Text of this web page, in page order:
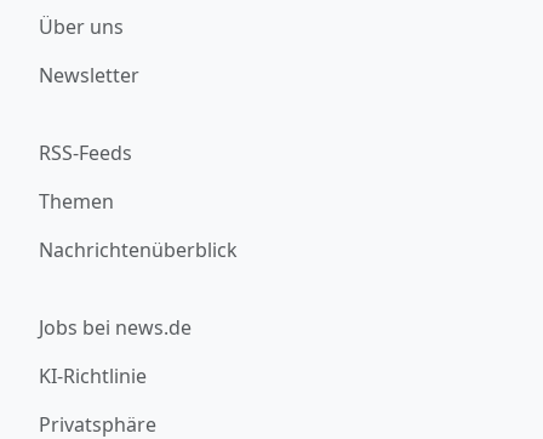
Über uns
Newsletter
RSS-Feeds
Themen
Nachrichtenüberblick
Jobs bei news.de
KI-Richtlinie
Privatsphäre